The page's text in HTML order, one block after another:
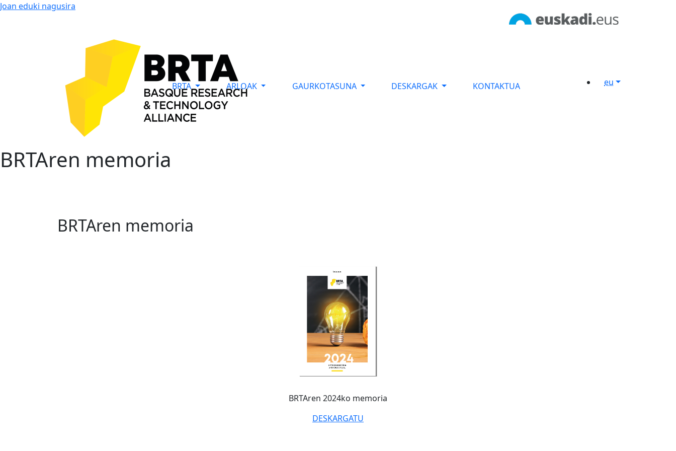
Joan eduki nagusira
BRTA ARLOAK GAURKOTASUNA DESKARGAK KONTAKTUA eu
BRTAren memoria
BRTAren memoria
BRTAren 2024ko memoria
DESKARGATU